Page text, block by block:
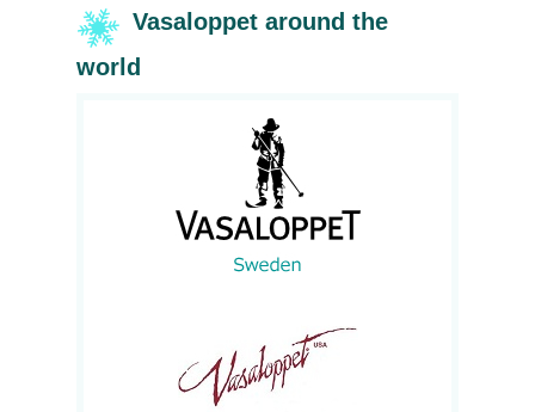
Vasaloppet around the
world